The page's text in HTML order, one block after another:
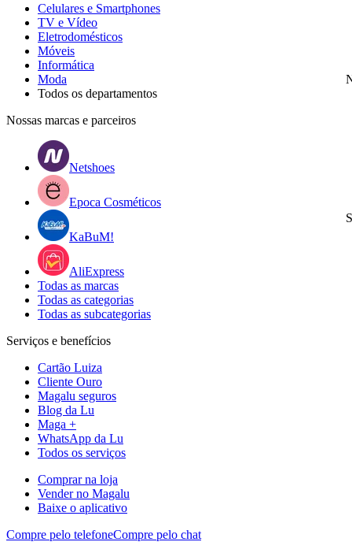
Celulares e Smartphones
TV e Vídeo
Eletrodomésticos
Móveis
Informática
Moda
Todos os departamentos
Nossas marcas e parceiros
Netshoes
Epoca Cosméticos
KaBuM!
AliExpress
Todas as marcas
Todas as categorias
Todas as subcategorias
Serviços e benefícios
Cartão Luiza
Cliente Ouro
Magalu seguros
Blog da Lu
Maga +
WhatsApp da Lu
Todos os serviços
Comprar na loja
Vender no Magalu
Baixe o aplicativo
Compre pelo telefoneCompre pelo chat